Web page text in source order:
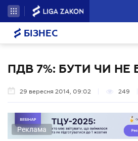
БІЗНЕС
ПДВ 7%: БУТИ ЧИ НЕ
29 вересня 2014, 09:02 249
Реклама